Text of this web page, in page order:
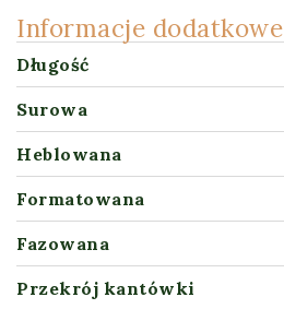
Informacje dodatkowe
Długość
Surowa
Heblowana
Formatowana
Fazowana
Przekrój kantówki